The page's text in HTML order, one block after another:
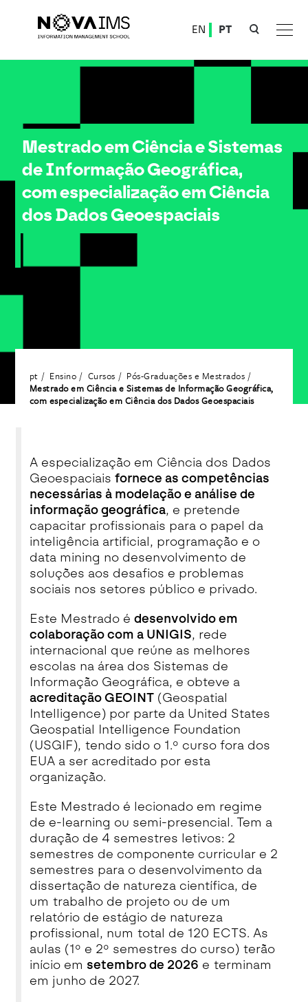
EN PT
Mestrado em Ciência e Sistemas de Informação Geográfica, com especialização em Ciência
Mestrado em Ciência e Sistemas
de Informação Geográfica,
com especialização em Ciência
dos Dados Geoespaciais
pt Ensino Cursos
Pós-Graduações e Mestrados
Mestrado em Ciência e Sistemas de Informação Geográfica,
com especialização em Ciência dos Dados Geoespaciais
A especialização em Ciência dos Dados
Geoespaciais fornece as competências
necessárias à modelação e análise de
informação geográfica, e pretende
capacitar profissionais para o papel da
inteligência artificial, programação e o
data mining no desenvolvimento de
soluções aos desafios e problemas
sociais nos setores público e privado.
Este Mestrado é desenvolvido em
colaboração com a UNIGIS, rede
internacional que reúne as melhores
escolas na área dos Sistemas de
Informação Geográfica, e obteve a
acreditação GEOINT(Geospatial
Intelligence) por parte da United States
Geospatial Intelligence Foundation
(USGIF), tendo sido o 1.º curso fora dos
EUA a ser acreditado por esta
organização.
Este Mestrado é lecionado em regime
de e-learning ou semi-presencial. Tem a
duração de 4 semestres letivos: 2
semestres de componente curricular e 2
semestres para o desenvolvimento da
dissertação de natureza científica, de
um trabalho de projeto ou de um
relatório de estágio de natureza
profissional, num total de 120 ECTS. As
aulas (1º e 2º semestres do curso) terão
início em setembro de 2026 e terminam
em junho de 2027.